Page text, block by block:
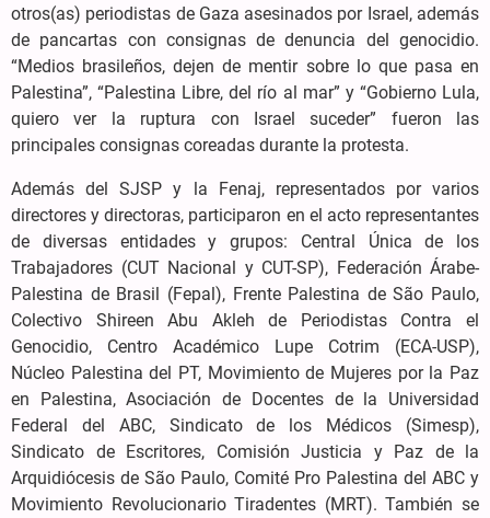
otros(as) periodistas de Gaza asesinados por Israel, además
de pancartas con consignas de denuncia del genocidio.
“Medios brasileños, dejen de mentir sobre lo que pasa en
Palestina”, “Palestina Libre, del río al mar” y “Gobierno Lula,
quiero ver la ruptura con Israel suceder” fueron las
principales consignas coreadas durante la protesta.
Además del SJSP y la Fenaj, representados por varios
directores y directoras, participaron en el acto representantes
de diversas entidades y grupos: Central Única de los
Trabajadores (CUT Nacional y CUT-SP), Federación Árabe-
Palestina de Brasil (Fepal), Frente Palestina de São Paulo,
Colectivo Shireen Abu Akleh de Periodistas Contra el
Genocidio, Centro Académico Lupe Cotrim (ECA-USP),
Núcleo Palestina del PT, Movimiento de Mujeres por la Paz
en Palestina, Asociación de Docentes de la Universidad
Federal del ABC, Sindicato de los Médicos (Simesp),
Sindicato de Escritores, Comisión Justicia y Paz de la
Arquidiócesis de São Paulo, Comité Pro Palestina del ABC y
Movimiento Revolucionario Tiradentes (MRT). También se